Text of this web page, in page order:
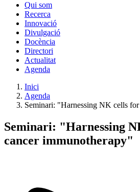
Qui som
Recerca
Innovació
Divulgació
Docència
Directori
Actualitat
Agenda
Inici
Agenda
Seminari: "Harnessing NK cells
Seminari: "Harnessing
cancer immunotherapy"